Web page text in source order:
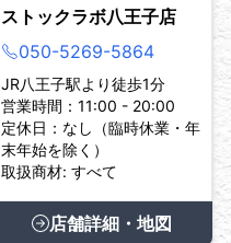
ストックラボ八王子店
050-5269-5864
JR八王子駅より徒歩1分
営業時間：11:00 - 20:00
定休日：なし（臨時休業・年
末年始を除く）
取扱商材: すべて
店舗詳細・地図